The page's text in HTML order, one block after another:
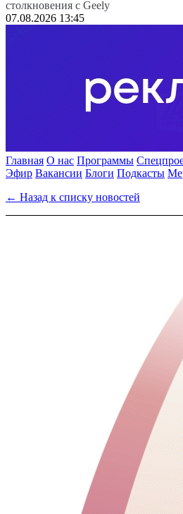
столкновения с Geely
07.08.2026 13:45
Главная О нас Программы
Эфир Вакансии Блоги Подкасты
← Назад к списку новостей